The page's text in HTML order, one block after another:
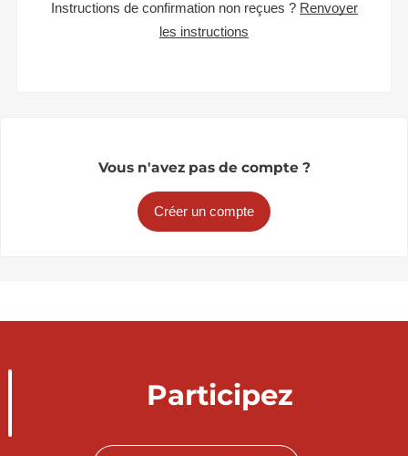
Instructions de confirmation non reçues ? Renvoyer
les instructions
Vous n'avez pas de compte ?
Créer un compte
Participez